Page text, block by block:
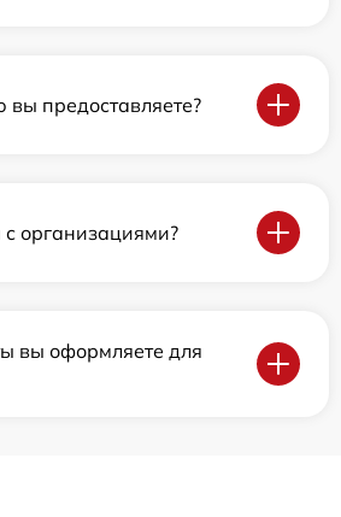
предоставляете?
с организациями?
вы оформляете для